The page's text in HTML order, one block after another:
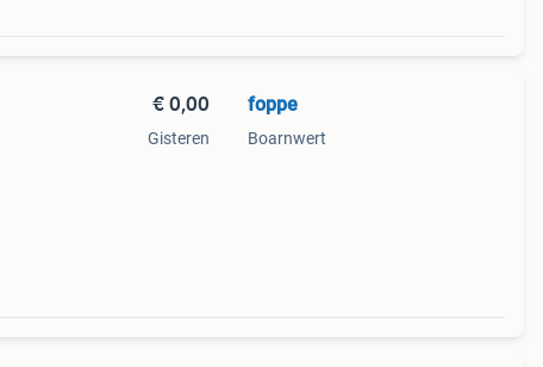
€ 0,00
Gisteren
foppe
Boarnwert